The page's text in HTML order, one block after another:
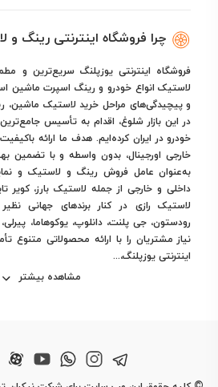
چرا فروشگاه اینترنتی رینگ
فروشگاه اینترنتی یوزپلنگ سریع‌ترین و
لاستیک انواع خودرو و رینگ اسپرت ماشین
و پیچیدگی‌های مراحل خرید لاستیک ماشین،
در این بازار شلوغ، اقدام به تأسیس
خودرو در ایران کرده‌ایم. هدف ما ارائه
خارجی اورجینال، بدون واسطه و با تضمین
به‌عنوان عامل فروش رینگ و لاستیک و
داخلی و خارجی از جمله لاستیک بارز، کویر
لاستیک رازی در کنار برندهای جهانی
رودستون، جی پلنت، دانلوپ، یوکوهاما،
نیاز مشتریان را با ارائه محصولاتی متنوع
اینترنتی یوزپلنگ،...
مشاهده بیشتر